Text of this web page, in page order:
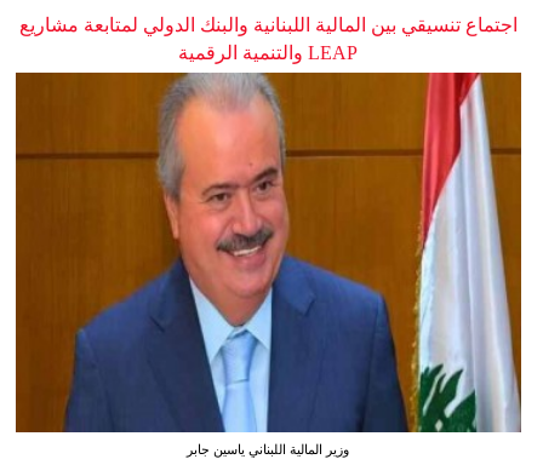
اجتماع تنسيقي بين المالية اللبنانية والبنك الدولي لمتابعة مشاريع
LEAP والتنمية الرقمية
وزير المالية اللبناني ياسين جابر